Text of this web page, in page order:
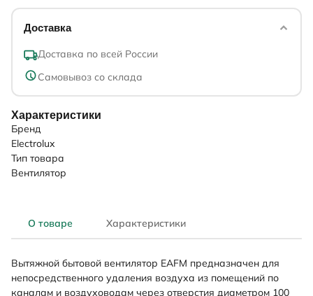
Доставка
Доставка по всей России
Самовывоз со склада
Характеристики
Бренд
Electrolux
Тип товара
Вентилятор
О товаре Характеристики
Вытяжной бытовой вентилятор EAFM предназначен для
непосредственного удаления воздуха из помещений по
каналам и воздуховодам через отверстия диаметром 100